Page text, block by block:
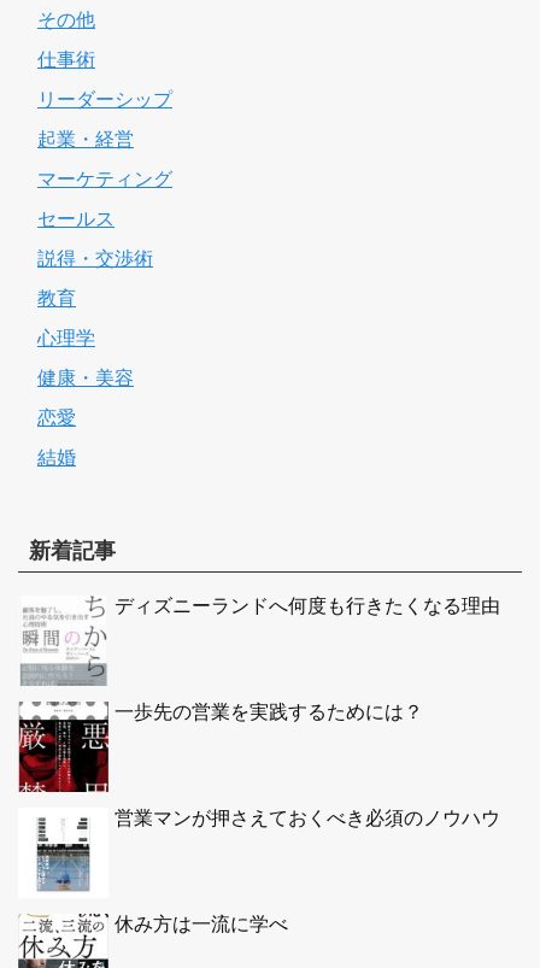
その他
仕事術
リーダーシップ
起業・経営
マーケティング
セールス
説得・交渉術
教育
心理学
健康・美容
恋愛
結婚
新着記事
ディズニーランドへ何度も行きたくなる理由
一歩先の営業を実践するためには？
営業マンが押さえておくべき必須のノウハウ
休み方は一流に学べ